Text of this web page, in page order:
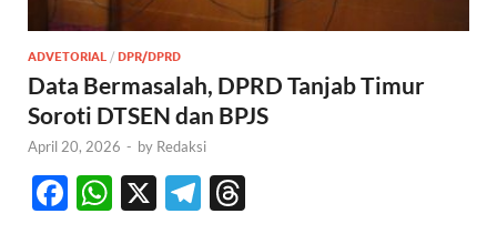
ADVETORIAL / DPR/DPRD
Data Bermasalah, DPRD Tanjab Timur
Soroti DTSEN dan BPJS
April 20, 2026 - by Redaksi
F
W X
T